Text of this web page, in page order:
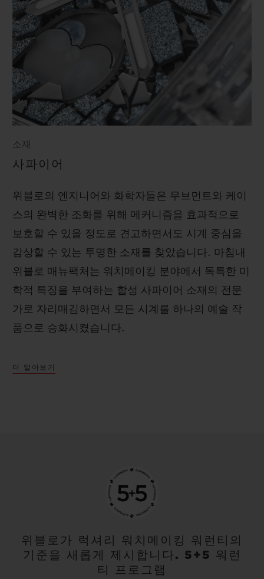
소재
사파이어
위블로의 엔지니어와 화학자들은 무브먼트와 케이
스의 완벽한 조화를 위해 메커니즘을 효과적으로
보호할 수 있을 정도로 견고하면서도 시계 중심을
감상할 수 있는 투명한 소재를 찾았습니다. 마침내
위블로 매뉴팩처는 워치메이킹 분야에서 독특한 미
학적 특징을 부여하는 합성 사파이어 소재의 전문
가로 자리매김하면서 모든 시계를 하나의 예술 작
품으로 승화시켰습니다.
더 알아보기
위블로가 럭셔리 워치메이킹 워런티의
기준을 새롭게 제시합니다. 5+5 워런
티 프로그램